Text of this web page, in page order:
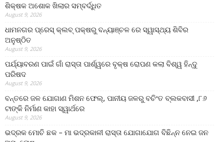
ଶିକ୍ଷକ ଅଶୋକ ଖିଲାର ସମ୍ବର୍ଦ୍ଧିତ
August 9, 2026
ଧାମନଗର ପ୍ରେସ୍ କ୍ଲବ୍ ପକ୍ଷରୁ ବନ୍ୟାଞ୍ଚଳ ରେ ସ୍ୱାସ୍ଥ୍ୟ ଶିବିର
ଅନୁଷ୍ଠିତ
August 9, 2026
ପର୍ଯ୍ୟାବରଣ ପାଇଁ ଗାଁ ରାସ୍ତା ପାର୍ଶ୍ୱରେ ବୃକ୍ଷ ରୋପଣ କଲା ବିଶ୍ୱ ହିନ୍ଦୁ
ପରିଷଦ
August 9, 2026
ବନ୍ତରେ ଜଳ ଯୋଗାଣ ମିଶନ ଫେଲ୍‌, ପାନୀୟ ଜଳରୁ ବଚିଂତ ବ୍ଲକବାସୀ ,୮୬
ଟାଙ୍କି ନିର୍ମାଣ କାହା ସ୍ୱାର୍ଥରେ
August 9, 2026
ଭଦ୍ରକ ମୋଚି ଛକ – ମା ଭଦ୍ରକାଳୀ ରାସ୍ତା ଯୋଗାଯୋଗ ବିଛିନ୍ନ ନେଇ ଜନ